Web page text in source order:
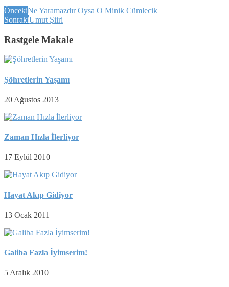
ÖncekiNe Yaramazdır Oysa O Minik Cümlecik
SonrakiUmut Şiiri
Rastgele Makale
Şöhretlerin Yaşamı
20 Ağustos 2013
Zaman Hızla İlerliyor
17 Eylül 2010
Hayat Akıp Gidiyor
13 Ocak 2011
Galiba Fazla İyimserim!
5 Aralık 2010